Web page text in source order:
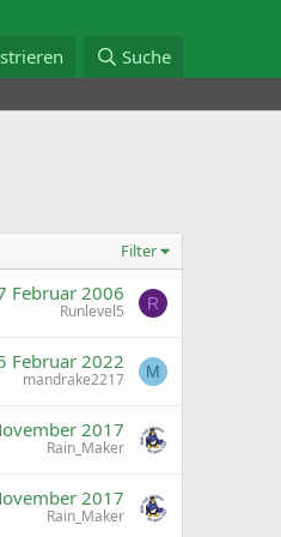
Suche
Filter
Februar 2006
Runlevel5 R
Februar 2022
mandrake2217 M
2017
Rain_Maker
2017
Rain_Maker